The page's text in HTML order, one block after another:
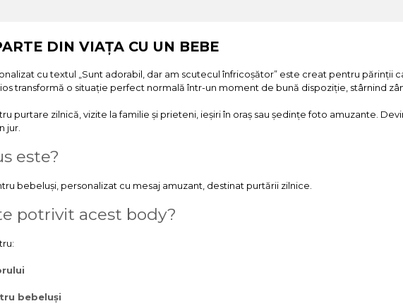
DIN VIAȚA CU UN BEBE
cu textul „Sunt adorabil, dar am scutecul înfricoșător” este creat pentru părinții
transformă o situație perfect normală într-un moment de bună dispoziție, stârnind
purtare zilnică, vizite la familie și prieteni, ieșiri în oraș sau ședințe foto amuzante.
jur.
este?
bebeluși, personalizat cu mesaj amuzant, destinat purtării zilnice.
potrivit acest body?
bebeluși